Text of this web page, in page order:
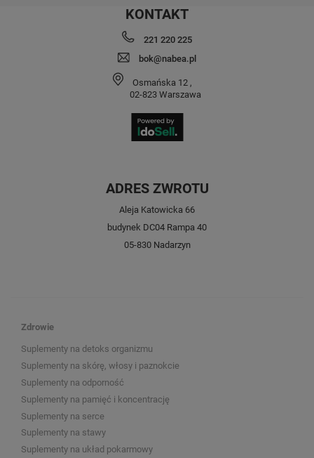
KONTAKT
221 220 225
bok@nabea.pl
Osmańska 12 ,
02-823 Warszawa
ADRES ZWROTU
Aleja Katowicka 66
budynek DC04 Rampa 40
05-830 Nadarzyn
Zdrowie
Suplementy na detoks organizmu
Suplementy na skórę, włosy i paznokcie
Suplementy na odporność
Suplementy na pamięć i koncentrację
Suplementy na serce
Suplementy na stawy
Suplementy na układ pokarmowy